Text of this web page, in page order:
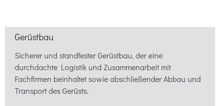
Gerüstbau
Sicherer und standfester Gerüstbau, der eine
durchdachte Logistik und Zusammenarbeit mit
Fachfirmen beinhaltet sowie abschließender Abbau und
Transport des Gerüsts.